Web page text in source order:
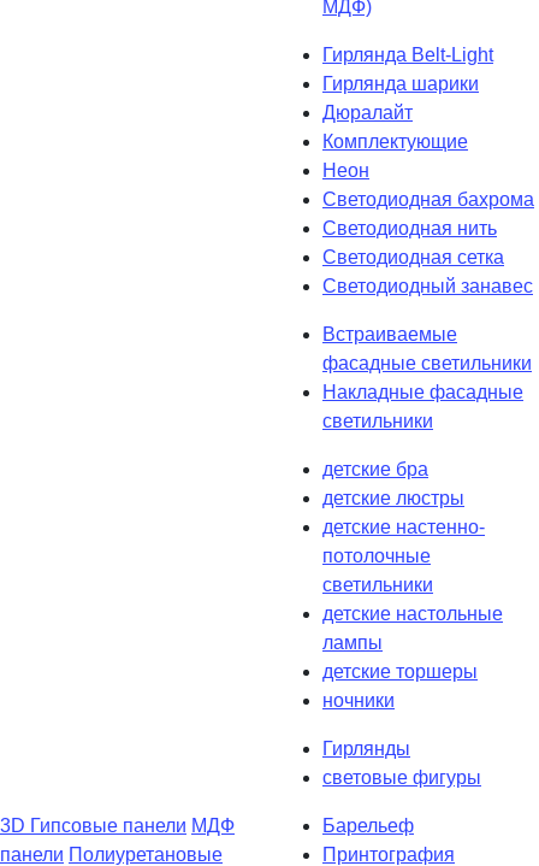
МДФ)
Гирлянда Belt-Light
Гирлянда шарики
Дюралайт
Комплектующие
Неон
Светодиодная бахрома
Светодиодная нить
Светодиодная сетка
Светодиодный занавес
Встраиваемые
фасадные светильники
Накладные фасадные
светильники
детские бра
детские люстры
детские настенно-
потолочные
светильники
детские настольные
лампы
детские торшеры
ночники
Гирлянды
световые фигуры
3D Гипсовые панели МДФ
панели Полиуретановые
Барельеф
Принтография